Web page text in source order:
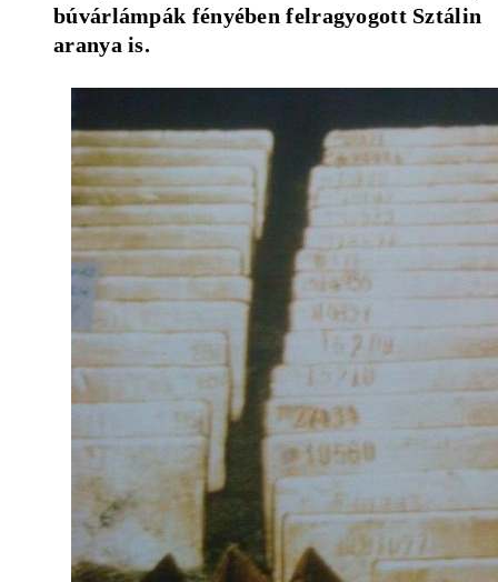
búvárlámpák fényében felragyogott Sztálin
aranya is.